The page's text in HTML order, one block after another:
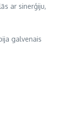
ar sinerģiju,
galvenais